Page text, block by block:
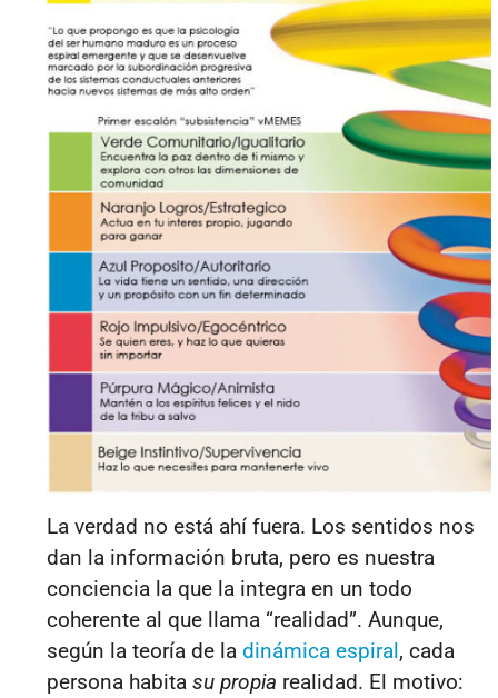
La verdad no está ahí fuera. Los sentidos nos
dan la información bruta, pero es nuestra
conciencia la que la integra en un todo
coherente al que llama “realidad”. Aunque,
según la teoría de la dinámica espiral, cada
persona habita su propia realidad. El motivo: